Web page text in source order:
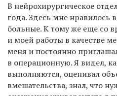
В нейрохирургическое
года. Здесь мне нравилось
больные. К тому же еще со
и моей работы в качестве
меня и постоянно
в операционную. Я видел,
выполняются, оценивал
вмешательства, знал, что